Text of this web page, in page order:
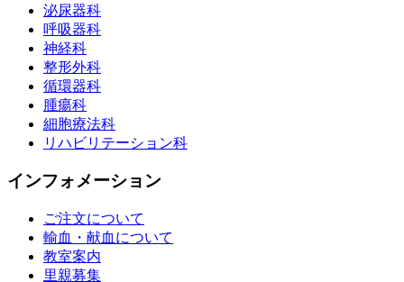
泌尿器科
呼吸器科
神経科
整形外科
循環器科
腫瘍科
細胞療法科
リハビリテーション科
インフォメーション
ご注文について
輸血・献血について
教室案内
里親募集